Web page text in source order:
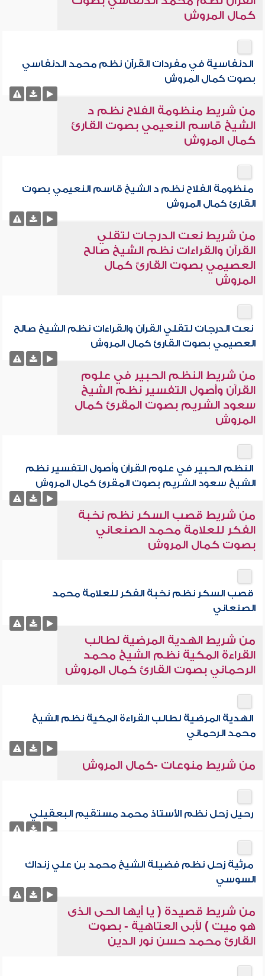
كمال المروش
الدنفاسية في مفردات القرآن نظم محمد الدنفاسي
بصوت كمال المروش
من شريط منظومة الفلاح نظم د
الشيخ قاسم النعيمي بصوت القارئ
كمال المروش
منظومة الفلاح نظم د الشيخ قاسم النعيمي بصوت
القارئ كمال المروش
من شريط نعت الدرجات لتقلي
القرآن والقراءات نظم الشيخ صالح
العصيمي بصوت القارئ كمال
المروش
نعت الدرجات لتقلي القرآن والقراءات نظم الشيخ صالح
العصيمي بصوت القارئ كمال المروش
من شريط النظم الحبير في علوم
القرآن وأصول التفسير نظم الشيخ
سعود الشريم بصوت المقرئ كمال
المروش
النظم الحبير في علوم القرآن وأصول التفسير نظم
الشيخ سعود الشريم بصوت المقرئ كمال المروش
من شريط قصب السكر نظم نخبة
الفكر للعلامة محمد الصنعاني
بصوت كمال المروش
قصب السكر نظم نخبة الفكر للعلامة محمد
الصنعاني
من شريط الهدية المرضية لطالب
القراءة المكية نظم الشيخ محمد
الرحماني بصوت القارئ كمال المروش
الهدية المرضية لطالب القراءة المكية نظم الشيخ
محمد الرحماني
من شريط منوعات -كمال المروش
رحيل زحل نظم الأستاذ محمد مستقيم البعقيلي
مرثية زحل نظم فضيلة الشيخ محمد بن علي زنداك
السوسي
من شريط قصيدة ( يا أيها الحى الذى
هو ميت ) لأبى العتاهية - بصوت
القارئ محمد حسن نور الدين